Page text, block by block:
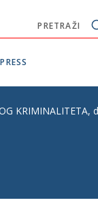
PRETRAŽI
PRESS